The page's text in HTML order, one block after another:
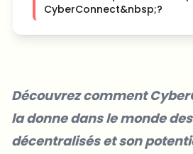
CyberConnect&nbsp;?
Découvrez comment
la donne dans le monde
décentralisés et son